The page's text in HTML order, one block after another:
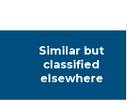
Similar but
classified
elsewhere